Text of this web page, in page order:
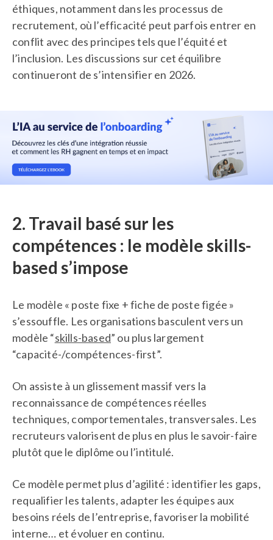
éthiques, notamment dans les processus de
recrutement, où l’efficacité peut parfois entrer en
conflit avec des principes tels que l’équité et
l’inclusion. Les discussions sur cet équilibre
continueront de s’intensifier en 2026.
2. Travail basé sur les
compétences : le modèle skills-
based s’impose
Le modèle « poste fixe + fiche de poste figée »
s’essouffle. Les organisations basculent vers un
modèle “skills-based” ou plus largement
“capacité-/compétences-first”.
On assiste à un glissement massif vers la
reconnaissance de compétences réelles
techniques, comportementales, transversales. Les
recruteurs valorisent de plus en plus le savoir-faire
plutôt que le diplôme ou l’intitulé.
Ce modèle permet plus d’agilité : identifier les gaps,
requalifier les talents, adapter les équipes aux
besoins réels de l’entreprise, favoriser la mobilité
interne… et évoluer en continu.